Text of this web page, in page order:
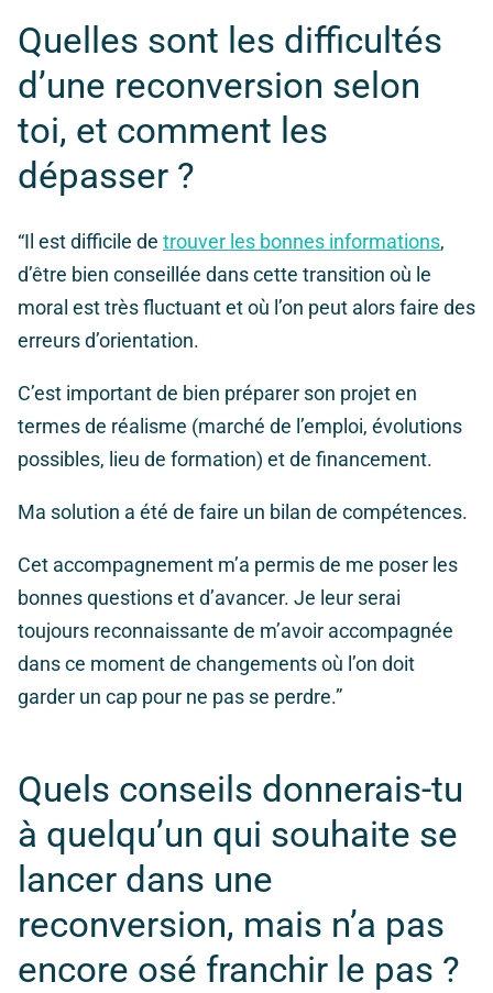
Quelles sont les difficultés
d’une reconversion selon
toi, et comment les
dépasser ?
“Il est difficile de trouver les bonnes informations,
d’être bien conseillée dans cette transition où le
moral est très fluctuant et où l’on peut alors faire des
erreurs d’orientation.
C’est important de bien préparer son projet en
termes de réalisme (marché de l’emploi, évolutions
possibles, lieu de formation) et de financement.
Ma solution a été de faire un bilan de compétences.
Cet accompagnement m’a permis de me poser les
bonnes questions et d’avancer. Je leur serai
toujours reconnaissante de m’avoir accompagnée
dans ce moment de changements où l’on doit
garder un cap pour ne pas se perdre.”
Quels conseils donnerais-tu
à quelqu’un qui souhaite se
lancer dans une
reconversion, mais n’a pas
encore osé franchir le pas ?